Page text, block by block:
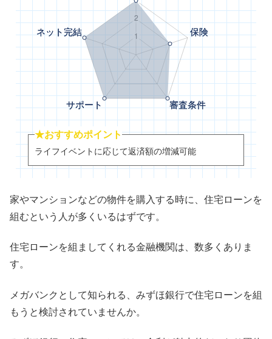
★おすすめポイント
ライフイベントに応じて返済額の増減可能
家やマンションなどの物件を購入する時に、住宅ローンを
組むという人が多くいるはずです。
住宅ローンを組ましてくれる金融機関は、数多くありま
す。
メガバンクとして知られる、みずほ銀行で住宅ローンを組
もうと検討されていませんか。